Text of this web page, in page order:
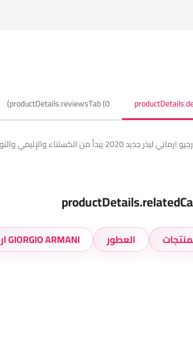
productDetails.reviewsTab (0)
والتوابل وقلبة من الميرمية والخزامي والقاعدة من الفانيليا والجلود واخشاب الغاياك والعودة
العطور GIORGIO ARMANI ارماني